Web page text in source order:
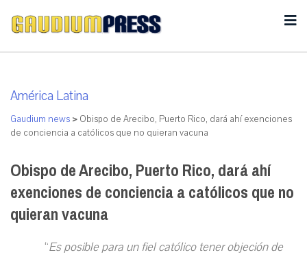
América Latina
Gaudium news > Obispo de Arecibo, Puerto Rico, dará ahí exenciones
de conciencia a católicos que no quieran vacuna
Obispo de Arecibo, Puerto Rico, dará ahí
exenciones de conciencia a católicos que no
quieran vacuna
“Es posible para un fiel católico tener objeción de